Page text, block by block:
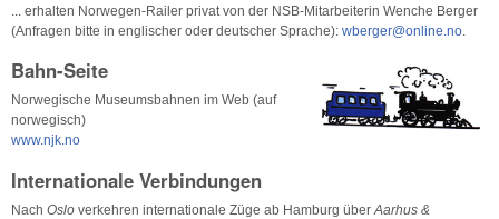
... erhalten Norwegen-Railer privat von der NSB-Mitarbeiterin Wenche Berger
(Anfragen bitte in englischer oder deutscher Sprache): wberger@online.no
Bahn-Seite
Norwegische Museumsbahnen im Web (auf
norwegisch)
www.njk.no
Internationale Verbindungen
Nach Oslo verkehren internationale Züge ab Hamburg über Aarhus &